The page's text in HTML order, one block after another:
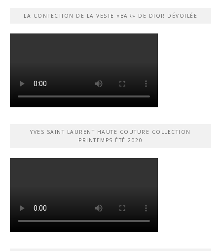
LA CONFECTION DE LA VESTE «BAR» DE DIOR DÉVOILÉE
YVES SAINT LAURENT HAUTE COUTURE COLLECTION
PRINTEMPS-ÉTÉ 2020